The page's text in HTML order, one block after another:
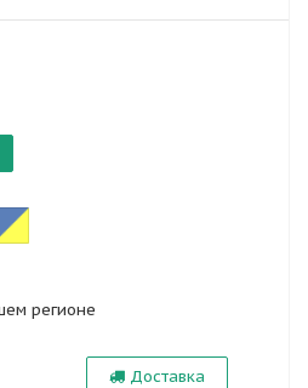
регионе
Доставка